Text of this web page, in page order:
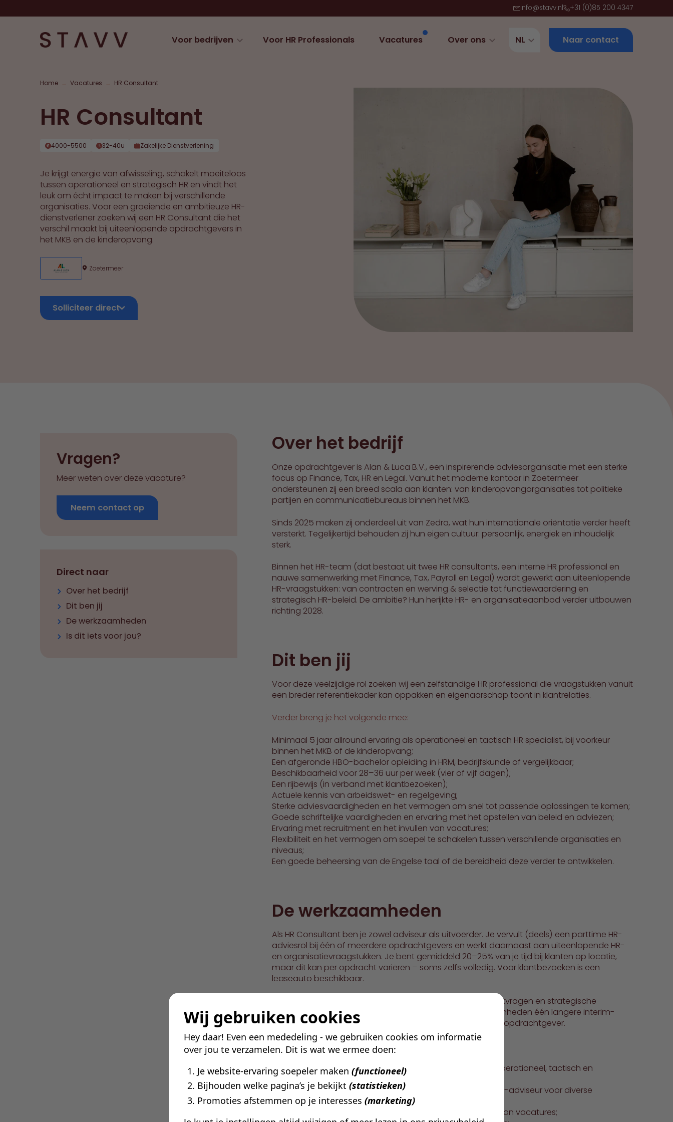
Wij gebruiken cookies
Hey daar! Even een mededeling - we gebruiken cookies om informatie
over jou te verzamelen. Dit is wat we ermee doen:
Je website-ervaring soepeler maken (functioneel)
Bijhouden welke pagina’s je bekijkt (statistieken)
Promoties afstemmen op je interesses (marketing)
info@stavv.nl +31 (0)85 200 4347
Voor bedrijven Voor HR Professionals Vacatures Over ons NL Naar contact
Home Vacatures HR Consultant
HR Consultant
4000-5500 32-40u Zakelijke Dienstverlening
Je krijgt energie van afwisseling, schakelt moeiteloos
tussen operationeel en strategisch HR en vindt het
leuk om écht impact te maken bij verschillende
organisaties. Voor een groeiende en ambitieuze HR-
dienstverlener zoeken wij een HR Consultant die het
verschil maakt bij uiteenlopende opdrachtgevers in
het MKB en de kinderopvang.
Zoetermeer
Solliciteer direct
Vragen?
Meer weten over deze vacature?
Neem contact op
Direct naar
Over het bedrijf
Dit ben jij
De werkzaamheden
Is dit iets voor jou?
Over het bedrijf
Onze opdrachtgever is Alan & Luca B.V., een inspirerende adviesorganisatie met een sterke
focus op Finance, Tax, HR en Legal. Vanuit het moderne kantoor in Zoetermeer
ondersteunen zij een breed scala aan klanten: van kinderopvangorganisaties tot politieke
partijen en communicatiebureaus binnen het MKB.
Sinds 2025 maken zij onderdeel uit van Zedra, wat hun internationale oriëntatie verder heeft
versterkt. Tegelijkertijd behouden zij hun eigen cultuur: persoonlijk, energiek en inhoudelijk
sterk.
Binnen het HR-team (dat bestaat uit twee HR consultants, een interne HR professional en
nauwe samenwerking met Finance, Tax, Payroll en Legal) wordt gewerkt aan uiteenlopende
HR-vraagstukken: van contracten en werving & selectie tot functiewaardering en
strategisch HR-beleid. De ambitie? Hun herijkte HR- en organisatieaanbod verder uitbouwen
richting 2028.
Dit ben jij
Voor deze veelzijdige rol zoeken wij een zelfstandige HR professional die vraagstukken vanuit
een breder referentiekader kan oppakken en eigenaarschap toont in klantrelaties.
Verder breng je het volgende mee:
Minimaal 5 jaar allround ervaring als operationeel en tactisch HR specialist, bij voorkeur
binnen het MKB of de kinderopvang;
Een afgeronde HBO-bachelor opleiding in HRM, bedrijfskunde of vergelijkbaar;
Beschikbaarheid voor 28–36 uur per week (vier of vijf dagen);
Een rijbewijs (in verband met klantbezoeken);
Actuele kennis van arbeidswet- en regelgeving;
Sterke adviesvaardigheden en het vermogen om snel tot passende oplossingen te komen;
Goede schriftelijke vaardigheden en ervaring met het opstellen van beleid en adviezen;
Ervaring met recruitment en het invullen van vacatures;
Flexibiliteit en het vermogen om soepel te schakelen tussen verschillende organisaties en
niveaus;
Een goede beheersing van de Engelse taal of de bereidheid deze verder te ontwikkelen.
De werkzaamheden
Als HR Consultant ben je zowel adviseur als uitvoerder. Je vervult (deels) een parttime HR-
adviesrol bij één of meerdere opdrachtgevers en werkt daarnaast aan uiteenlopende HR-
en organisatievraagstukken. Je bent gemiddeld 20–25% van je tijd bij klanten op locatie,
maar dit kan per opdracht variëren – soms zelfs volledig. Voor klantbezoeken is een
leaseauto beschikbaar.
Je schakelt moeiteloos tussen operationele HR-servicedeskvragen en strategische
adviestrajecten. Vaak loopt er naast je dagelijkse werkzaamheden één langere interim-
opdracht waarin je tijdelijk een stevige HR-rol vervult bij een opdrachtgever.
Je dagelijkse taken omvatten onder andere:
Het uitvoeren van HR- en organisatieadviesprojecten op operationeel, tactisch en
strategisch niveau;
Het beantwoorden van HR-servicedeskvragen als extern HR-adviseur voor diverse
organisaties;
Het ondersteunen bij recruitmentvraagstukken en invullen van vacatures;